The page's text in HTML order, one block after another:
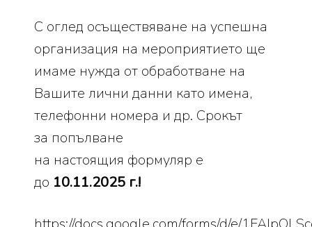
С оглед осъществяване на успешна
организация на мероприятието ще
имаме нужда от обработване на
Вашите лични данни като имена,
телефонни номера и др. Срокът
за попълване
на настоящия формуляр е
до 10.11.2025 г.!